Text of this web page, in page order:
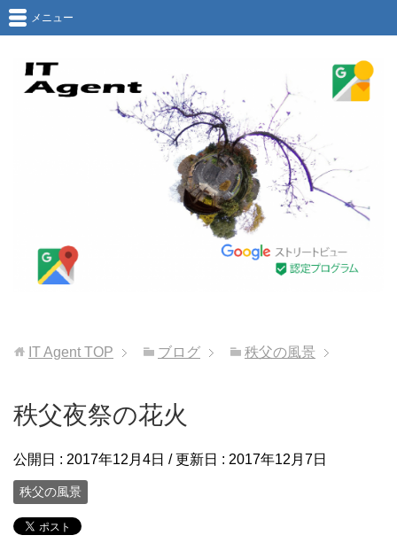
メニュー
IT Agent TOP ブログ 秩父の風景
秩父夜祭の花火
公開日 : 2017年12月4日 / 更新日 : 2017年12月7日
秩父の風景